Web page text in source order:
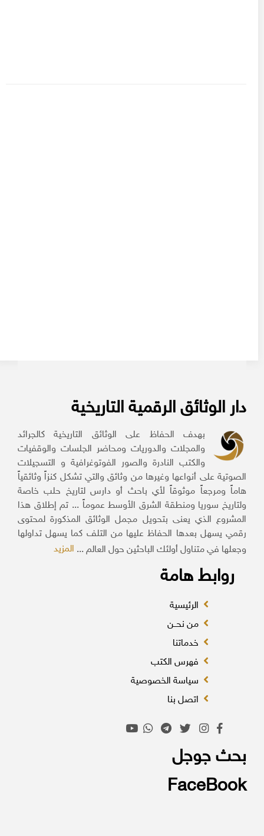
دار الوثائق الرقمية التاريخية
بهدف الحفاظ على الوثائق التاريخية كالجرائد
والمجلات والدوريات ومحاضر الجلسات والوقفيات
والكتب النادرة والصور الفوتوغرافية و التسجيلات
الصوتية على أنواعها وغيرها من وثائق والتي تشكل كنزاً وثائقياً
هاماً ومرجعاً موثوقاً لأي باحث أو دارس لتاريخ حلب خاصة
ولتاريخ سوريا ومنطقة الشرق الأوسط عموماً ... تم إطلاق هذا
المشروع الذي يعنى بتحويل مجمل الوثائق المذكورة لمحتوى
رقمي يسهل بعدها الحفاظ عليها من التلف كما يسهل تداولها
وجعلها في متناول أولئك الباحثين حول العالم ...المزيد
روابط هامة
الرئيسية
من نحــن
خدماتنا
فهرس الكتب
سياسة الخصوصية
اتصل بنا
بحث جوجل
FaceBook